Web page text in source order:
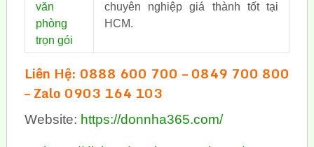
văn
phòng
trọn gói
chuyên nghiệp giá thành tốt tại
HCM.
Liên Hệ: 0888 600 700 – 0849 700 800
– Zalo 0903 164 103
Website: https://donnha365.com/